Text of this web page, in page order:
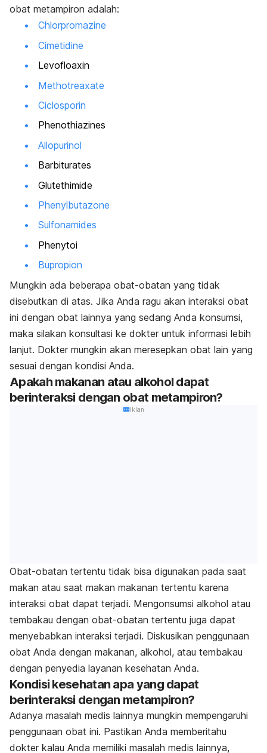
obat metampiron adalah:
Chlorpromazine
Cimetidine
Levofloaxin
Methotreaxate
Ciclosporin
Phenothiazines
Allopurinol
Barbiturates
Glutethimide
Phenylbutazone
Sulfonamides
Phenytoi
Bupropion
Mungkin ada beberapa obat-obatan yang tidak
disebutkan di atas. Jika Anda ragu akan interaksi obat
ini dengan obat lainnya yang sedang Anda konsumsi,
maka silakan konsultasi ke dokter untuk informasi lebih
lanjut. Dokter mungkin akan meresepkan obat lain yang
sesuai dengan kondisi Anda.
Apakah makanan atau alkohol dapat
berinteraksi dengan obat metampiron?
Iklan
Obat-obatan tertentu tidak bisa digunakan pada saat
makan atau saat makan makanan tertentu karena
interaksi obat dapat terjadi. Mengonsumsi alkohol atau
tembakau dengan obat-obatan tertentu juga dapat
menyebabkan interaksi terjadi. Diskusikan penggunaan
obat Anda dengan makanan, alkohol, atau tembakau
dengan penyedia layanan kesehatan Anda.
Kondisi kesehatan apa yang dapat
berinteraksi dengan metampiron?
Adanya masalah medis lainnya mungkin mempengaruhi
penggunaan obat ini. Pastikan Anda memberitahu
dokter kalau Anda memiliki masalah medis lainnya,